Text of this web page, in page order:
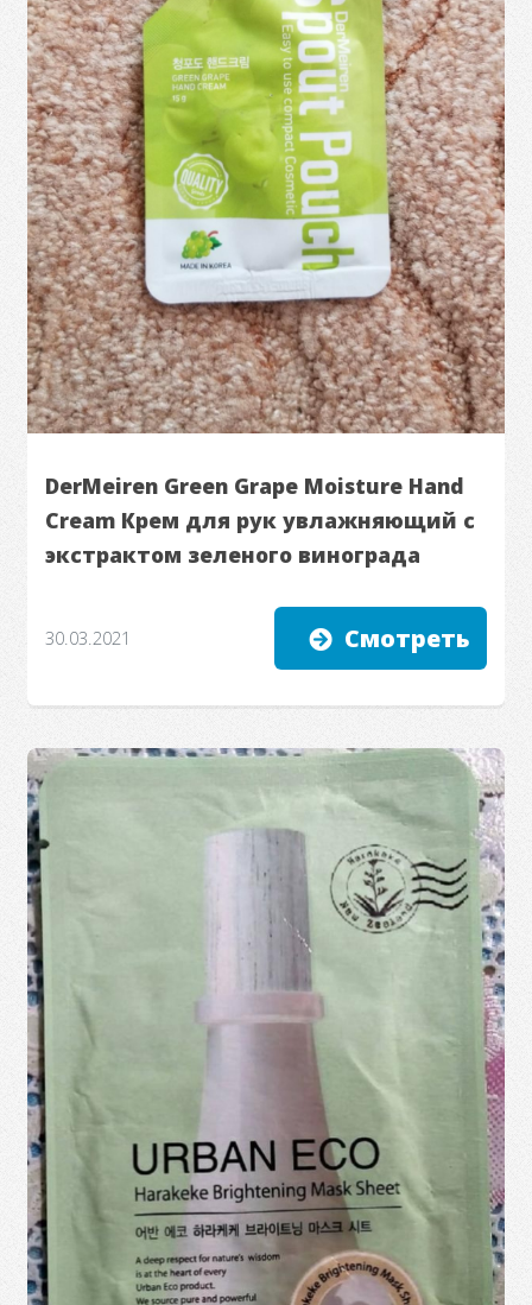
DerMeiren Green Grape Moisture Hand
Cream Крем для рук увлажняющий с
экстрактом зеленого винограда
30.03.2021 Смотреть